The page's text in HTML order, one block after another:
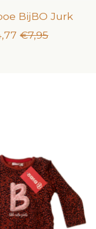
BijBO Jurk
€7,95